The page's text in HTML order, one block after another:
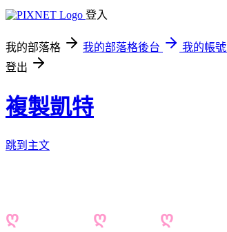
登入
我的部落格 我的部落格後台
我的帳號
登出
複製凱特
跳到主文
ღ ღ
ღ